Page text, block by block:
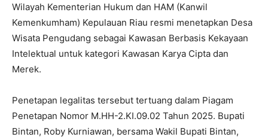
Wilayah Kementerian Hukum dan HAM (Kanwil
Kemenkumham) Kepulauan Riau resmi menetapkan Desa
Wisata Pengudang sebagai Kawasan Berbasis Kekayaan
Intelektual untuk kategori Kawasan Karya Cipta dan
Merek.
Penetapan legalitas tersebut tertuang dalam Piagam
Penetapan Nomor M.HH-2.KI.09.02 Tahun 2025. Bupati
Bintan, Roby Kurniawan, bersama Wakil Bupati Bintan,